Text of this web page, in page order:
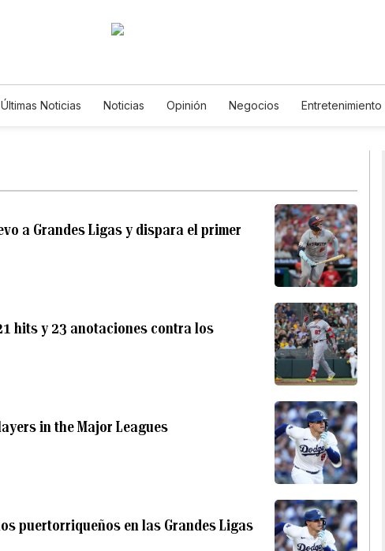
Últimas Noticias Noticias Opinión Negocios Entretenimiento
a Grandes Ligas y dispara el primer
hits y 23 anotaciones contra los
in the Major Leagues
puertorriqueños en las Grandes Ligas